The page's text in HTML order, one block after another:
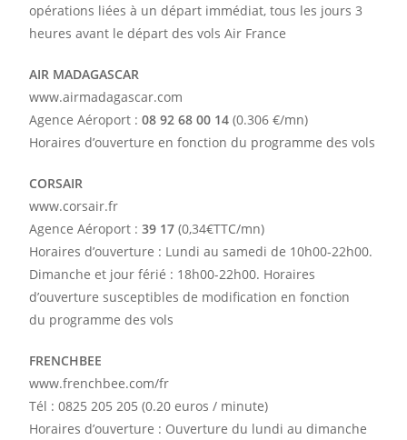
opérations liées à un départ immédiat, tous les jours 3
heures avant le départ des vols Air France
AIR MADAGASCAR
www.airmadagascar.com
Agence Aéroport :08 92 68 00 14 (0.306 €/mn)
Horaires d’ouverture en fonction du programme des vols
CORSAIR
www.corsair.fr
Agence Aéroport :39 17 (0,34€TTC/mn)
Horaires d’ouverture : Lundi au samedi de 10h00-22h00.
Dimanche et jour férié : 18h00-22h00. Horaires
d’ouverture susceptibles de modification en fonction
du programme des vols
FRENCHBEE
www.frenchbee.com/fr
Tél : 0825 205 205 (0.20 euros / minute)
Horaires d’ouverture : Ouverture du lundi au dimanche